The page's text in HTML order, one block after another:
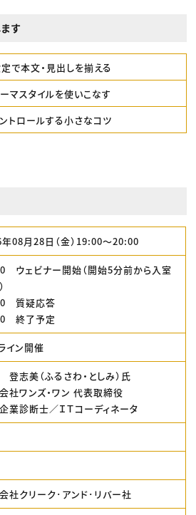
す
で本文・見出しを揃える
マスタイルを使いこなす
トロールする小さなコツ
08月28日（金）19:00〜20:00
ウェビナー開始（開始5分前から入室
質疑応答
終了予定
イン開催
志美（ふるさわ・としみ）氏
社ワンズ・ワン 代表取締役
業診断士／ＩＴコーディネータ
社クリーク･アンド･リバー社